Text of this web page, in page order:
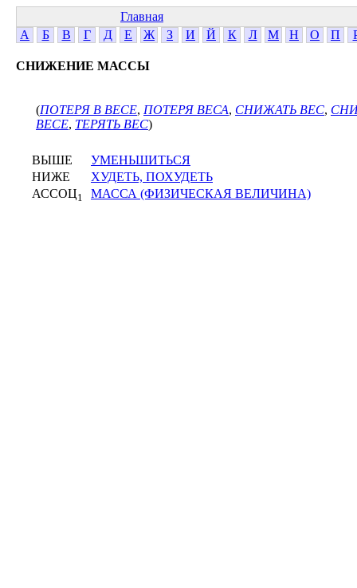
Главная
А
Б В Г Д Е Ж З И Й К Л М Н О П
СНИЖЕНИЕ МАССЫ
(ПОТЕРЯ В ВЕСЕ, ПОТЕРЯ ВЕСА, СНИЖАТЬ ВЕС,
ВЕСЕ, ТЕРЯТЬ ВЕС)
ВЫШЕ
УМЕНЬШИТЬСЯ
НИЖЕ
ХУДЕТЬ, ПОХУДЕТЬ
АССОЦ1 МАССА (ФИЗИЧЕСКАЯ ВЕЛИЧИНА)